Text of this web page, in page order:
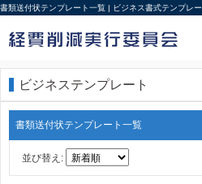
書類送付状テンプレート一覧 | ビジネス書式テンプレ
ビジネステンプレート
書類送付状テンプレート一覧
並び替え: